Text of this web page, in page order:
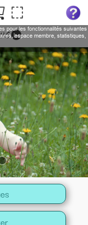
pour les fonctionnalités suivantes
espace membre, statistiques,